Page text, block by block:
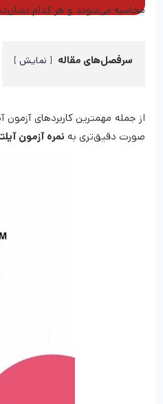
محاسبه می‌شوند و هر کدام
سرفصل‌های مقاله نمایش
از جمله مهمترین کاربردهای
صورت دقیق‌تری به نمره آزمون